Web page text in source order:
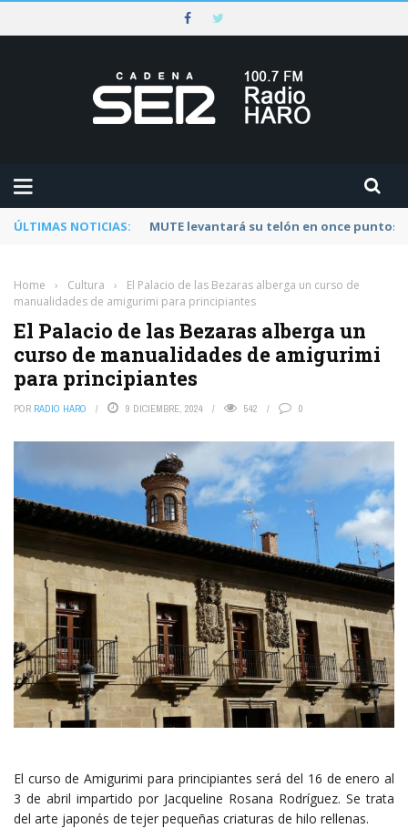
ÚLTIMAS NOTICIAS: Rescatado un ciclista accidentado en un
Home › Cultura ›
El Palacio de las Bezaras alberga un curso de
manualidades de amigurimi para principiantes
El Palacio de las Bezaras alberga un
curso de manualidades de amigurimi
para principiantes
POR RADIO HARO 9 DICIEMBRE, 2024 542 0
El curso de Amigurimi para principiantes será del 16 de enero al
3 de abril impartido por Jacqueline Rosana Rodríguez. Se trata
del arte japonés de tejer pequeñas criaturas de hilo rellenas.